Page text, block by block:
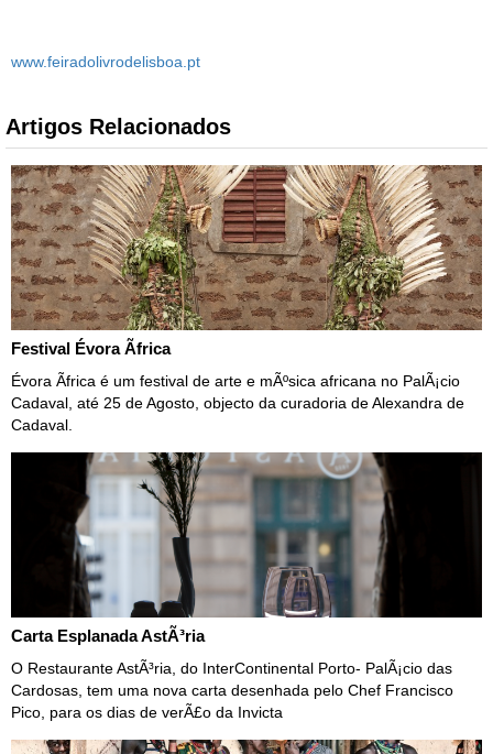
www.feiradolivrodelisboa.pt
Artigos Relacionados
Festival Évora Ãfrica
Évora Ãfrica é um festival de arte e mÃºsica africana no PalÃ¡cio
Cadaval, até 25 de Agosto, objecto da curadoria de Alexandra de
Cadaval.
Carta Esplanada AstÃ³ria
O Restaurante AstÃ³ria, do InterContinental Porto- PalÃ¡cio das
Cardosas, tem uma nova carta desenhada pelo Chef Francisco
Pico, para os dias de verÃ£o da Invicta